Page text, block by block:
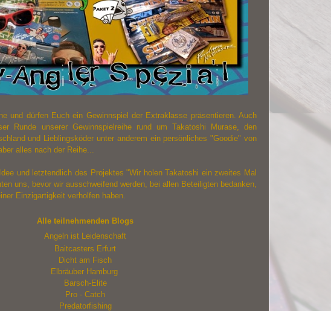
und dürfen Euch ein Gewinnspiel der Extraklasse präsentieren. Auch
Runde unserer Gewinnspielreihe rund um Takatoshi Murase, den
und Lieblingsköder unter anderem ein persönliches "Goodie" von
alles nach der Reihe...
und letztendlich des Projektes "Wir holen Takatoshi ein zweites Mal
uns, bevor wir ausschweifend werden, bei allen Beteiligten bedanken,
Einzigartigkeit verholfen haben.
Alle teilnehmenden Blogs
Angeln ist Leidenschaft
Baitcasters Erfurt
Dicht am Fisch
Elbräuber Hamburg
Barsch-Elite
Pro - Catch
Predatorfishing